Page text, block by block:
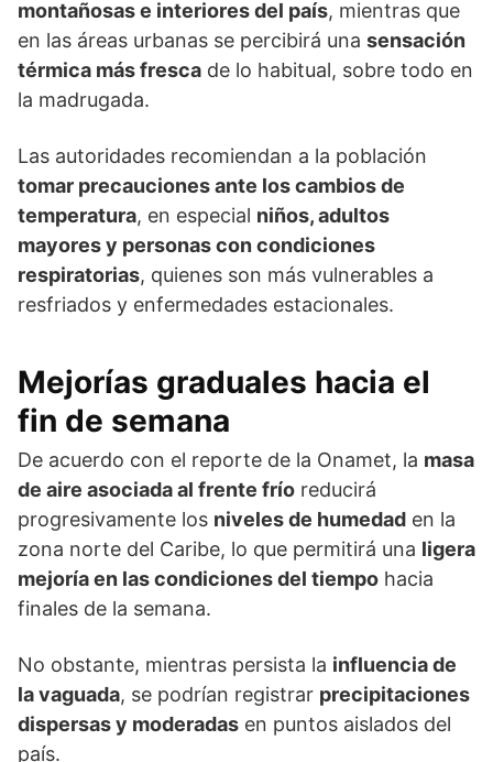
montañosas e interiores del país, mientras que
en las áreas urbanas se percibirá una sensación
térmica más fresca de lo habitual, sobre todo en
la madrugada.
Las autoridades recomiendan a la población
tomar precauciones ante los cambios de
temperatura, en especial niños, adultos
mayores y personas con condiciones
respiratorias, quienes son más vulnerables a
resfriados y enfermedades estacionales.
Mejorías graduales hacia el
fin de semana
De acuerdo con el reporte de la Onamet, la masa
de aire asociada al frente frío reducirá
progresivamente los niveles de humedad en la
zona norte del Caribe, lo que permitirá una ligera
mejoría en las condiciones del tiempo hacia
finales de la semana.
No obstante, mientras persista la influencia de
la vaguada, se podrían registrar precipitaciones
dispersas y moderadas en puntos aislados del
país.